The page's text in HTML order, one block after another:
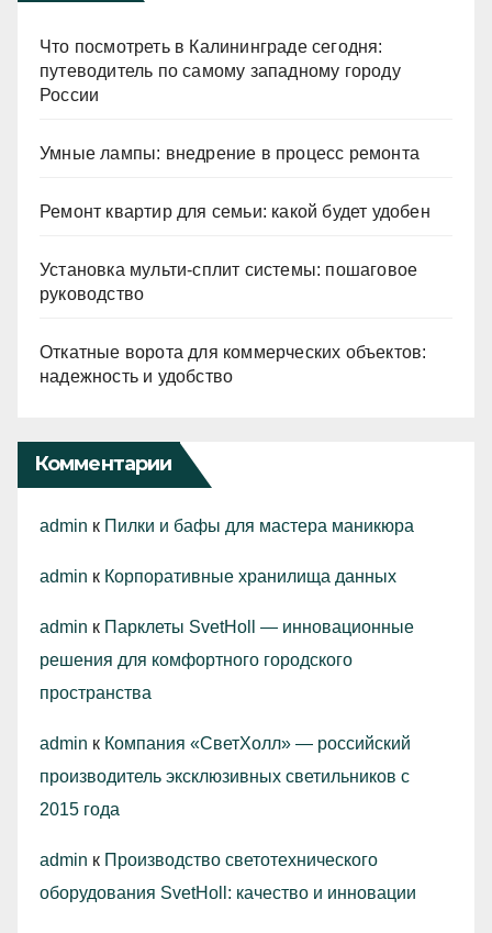
Что посмотреть в Калининграде сегодня:
путеводитель по самому западному городу
России
Умные лампы: внедрение в процесс ремонта
Ремонт квартир для семьи: какой будет удобен
Установка мульти-сплит системы: пошаговое
руководство
Откатные ворота для коммерческих объектов:
надежность и удобство
Комментарии
admin к Пилки и бафы для мастера маникюра
admin к Корпоративные хранилища данных
admin к Парклеты SvetHoll — инновационные
решения для комфортного городского
пространства
admin к Компания «СветХолл» — российский
производитель эксклюзивных светильников с
2015 года
admin к Производство светотехнического
оборудования SvetHoll: качество и инновации